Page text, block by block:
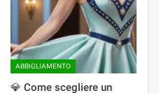
ABBIGLIAMENTO
💎 Come scegliere un